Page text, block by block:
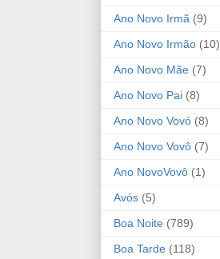
Ano Novo Irmã (9)
Ano Novo Irmão (10)
Ano Novo Mãe (7)
Ano Novo Pai (8)
Ano Novo Vovó (8)
Ano Novo Vovô (7)
Ano NovoVovô (1)
Avós (5)
Boa Noite (789)
Boa Tarde (118)